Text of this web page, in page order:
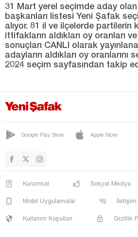
ŞALPAZARI
TONYA
VAKFIKEBİR
YOMRA
Uşak
Yalova
Zonguldak
31 Mart yerel seçimde aday
başkanları listesi Yeni Şafak
alıyor. 81 il ve ilçelerde partilerin
ittifakların aldıkları oy oranları
sonuçları CANLI olarak
adayların aldıkları oy oranlarını
2024 seçim sayfasından takip
Google Play Store Apple Store
Kurumsal Sosyal Medya
Mobil Uygulamalar İletişim
Kullanım Koşulları Gizlilik